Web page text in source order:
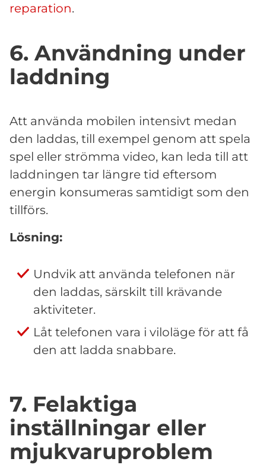
reparation.
6. Användning under
laddning
Att använda mobilen intensivt medan
den laddas, till exempel genom att spela
spel eller strömma video, kan leda till att
laddningen tar längre tid eftersom
energin konsumeras samtidigt som den
tillförs.
Lösning:
Undvik att använda telefonen när
den laddas, särskilt till krävande
aktiviteter.
Låt telefonen vara i viloläge för att få
den att ladda snabbare.
7. Felaktiga
inställningar eller
mjukvaruproblem